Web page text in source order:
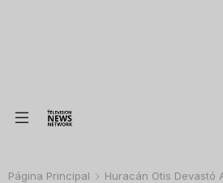
Página Principal
Huracán Otis Devastó